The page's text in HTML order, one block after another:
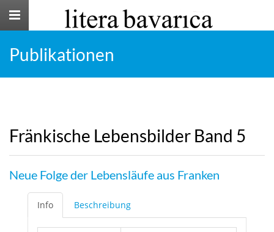
Toggle
Publikationen
Fränkische Lebensbilder Band 5
Neue Folge der Lebensläufe aus Franken
Info Beschreibung